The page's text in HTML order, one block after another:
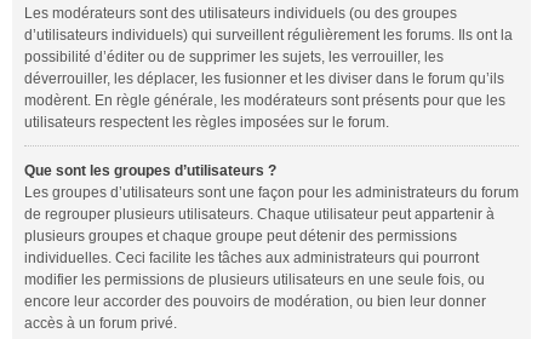
Les modérateurs sont des utilisateurs individuels (ou des groupes
d’utilisateurs individuels) qui surveillent régulièrement les forums. Ils ont la
possibilité d’éditer ou de supprimer les sujets, les verrouiller, les
déverrouiller, les déplacer, les fusionner et les diviser dans le forum qu’ils
modèrent. En règle générale, les modérateurs sont présents pour que les
utilisateurs respectent les règles imposées sur le forum.
Que sont les groupes d’utilisateurs ?
Les groupes d’utilisateurs sont une façon pour les administrateurs du forum
de regrouper plusieurs utilisateurs. Chaque utilisateur peut appartenir à
plusieurs groupes et chaque groupe peut détenir des permissions
individuelles. Ceci facilite les tâches aux administrateurs qui pourront
modifier les permissions de plusieurs utilisateurs en une seule fois, ou
encore leur accorder des pouvoirs de modération, ou bien leur donner
accès à un forum privé.